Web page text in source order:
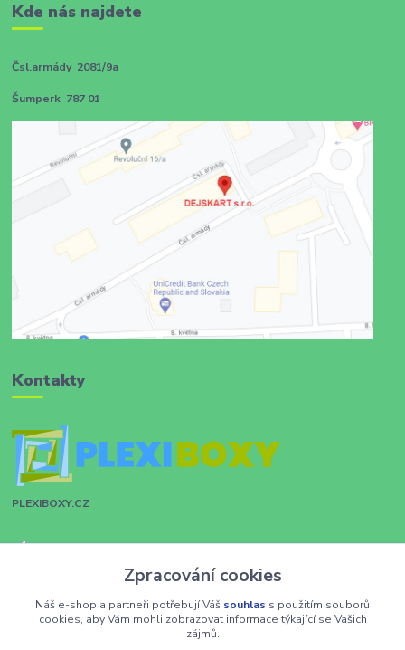
Kde nás najdete
Čsl.armády 2081/9a
Šumperk 787 01
Kontakty
PLEXIBOXY.CZ
+420 731 028 753
info@plexiboxy.cz
Zpracování cookies
Náš e-shop a partneři potřebují Váš souhlas s použitím souborů
cookies, aby Vám mohli zobrazovat informace týkající se Vašich
zájmů.